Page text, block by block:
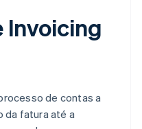
Invoicing
de contas a
da fatura até a